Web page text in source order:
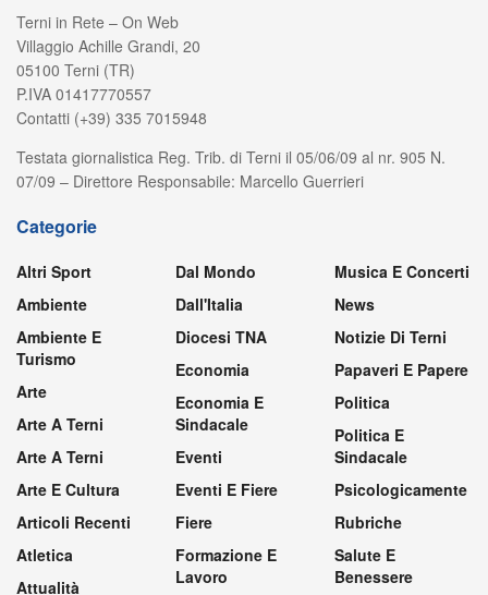
Terni in Rete – On Web
Villaggio Achille Grandi, 20
05100 Terni (TR)
P.IVA 01417770557
Contatti (+39) 335 7015948
Testata giornalistica Reg. Trib. di Terni il 05/06/09 al nr. 905 N.
07/09 – Direttore Responsabile: Marcello Guerrieri
Categorie
Altri Sport
Ambiente
Ambiente E
Turismo
Arte
Arte A Terni
Arte A Terni
Arte E Cultura
Articoli Recenti
Atletica
Attualità
Dal Mondo
Dall'Italia
Diocesi TNA
Economia
Economia E
Sindacale
Eventi
Eventi E Fiere
Fiere
Formazione E
Lavoro
Musica E Concerti
News
Notizie Di Terni
Papaveri E Papere
Politica
Politica E
Sindacale
Psicologicamente
Rubriche
Salute E
Benessere